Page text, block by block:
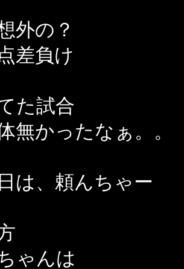
外の？
差負け
た試合
無かったなぁ。。
は、頼んちゃー
ゃんは